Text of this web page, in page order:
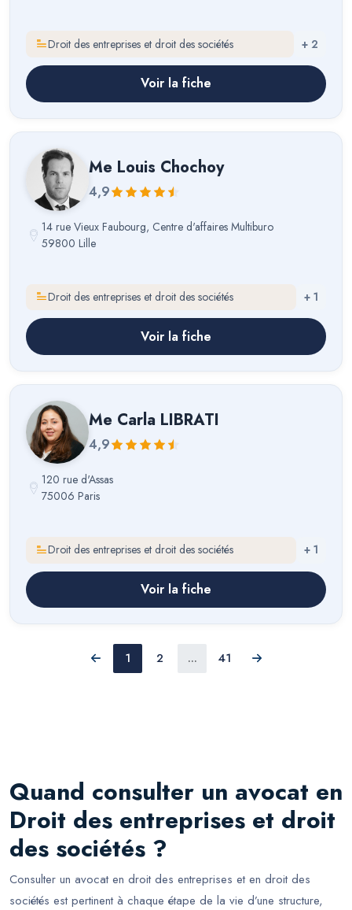
Droit des entreprises et droit des sociétés + 2
Voir la fiche
Me Louis Chochoy
4,9
14 rue Vieux Faubourg, Centre d'affaires Multiburo
59800 Lille
Droit des entreprises et droit des sociétés + 1
Voir la fiche
Me Carla LIBRATI
4,9
120 rue d'Assas
75006 Paris
Droit des entreprises et droit des sociétés + 1
Voir la fiche
Précédent
1 2 ... 41 Suivant
Quand consulter un avocat en
Droit des entreprises et droit
des sociétés ?
Consulter un avocat en droit des entreprises et en droit des
sociétés est pertinent à chaque étape de la vie d’une structure,